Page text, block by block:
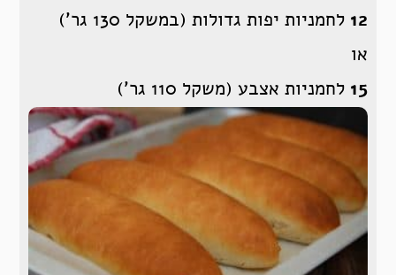
12 לחמניות יפות גדולות (במשקל 130 גר’)
או
15 לחמניות אצבע (משקל 110 גר’)